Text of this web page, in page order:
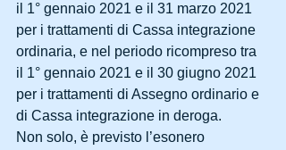
il 1° gennaio 2021 e il 31 marzo 2021
per i trattamenti di Cassa integrazione
ordinaria, e nel periodo ricompreso tra
il 1° gennaio 2021 e il 30 giugno 2021
per i trattamenti di Assegno ordinario e
di Cassa integrazione in deroga.
Non solo, è previsto l’esonero